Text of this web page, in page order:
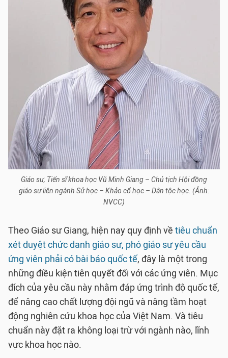
Giáo sư, Tiến sĩ khoa học Vũ Minh Giang – Chủ tịch Hội đồng
giáo sư liên ngành Sử học – Khảo cổ học – Dân tộc học. (Ảnh:
NVCC)
Theo Giáo sư Giang, hiện nay quy định về tiêu chuẩn
xét duyệt chức danh giáo sư, phó giáo sư yêu cầu
ứng viên phải có bài báo quốc tế, đây là một trong
những điều kiện tiên quyết đối với các ứng viên. Mục
đích của yêu cầu này nhằm đáp ứng trình độ quốc tế,
để nâng cao chất lượng đội ngũ và nâng tầm hoạt
động nghiên cứu khoa học của Việt Nam. Và tiêu
chuẩn này đặt ra không loại trừ với ngành nào, lĩnh
vực khoa học nào.